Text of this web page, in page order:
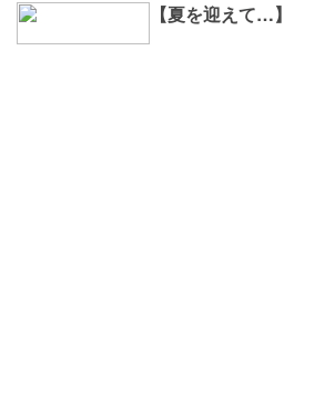
【夏を迎えて…】